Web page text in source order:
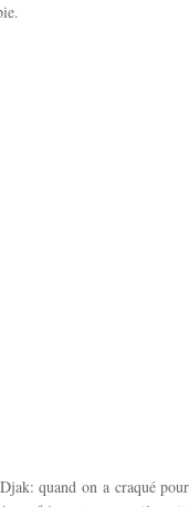
quand on a craqué